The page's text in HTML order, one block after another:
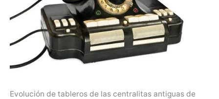
Evolución de tableros de las centralitas antiguas de